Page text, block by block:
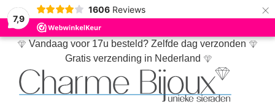
7,9
1606 Reviews ×
Vandaag voor 17u besteld? Zelfde dag verzonden
Gratis verzending in Nederland